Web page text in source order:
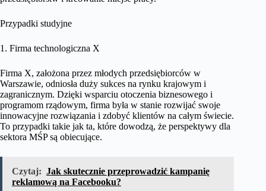
Przypadki studyjne
1. Firma technologiczna X
Firma X, założona przez młodych przedsiębiorców w
Warszawie, odniosła duży sukces na rynku krajowym i
zagranicznym. Dzięki wsparciu otoczenia biznesowego i
programom rządowym, firma była w stanie rozwijać swoje
innowacyjne rozwiązania i zdobyć klientów na całym świecie.
To przypadki takie jak ta, które dowodzą, że perspektywy dla
sektora MŚP są obiecujące.
Czytaj: Jak skutecznie przeprowadzić kampanię
reklamową na Facebooku?